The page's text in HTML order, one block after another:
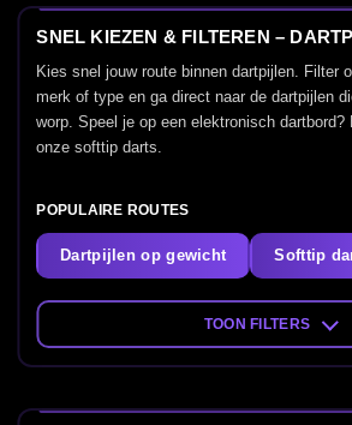
SNEL KIEZEN & FILTEREN –
Kies snel jouw route binnen dartpijlen. Filter
merk of type en ga direct naar de dartpijlen
worp. Speel je op een elektronisch
onze softtip darts.
POPULAIRE ROUTES
Dartpijlen op gewicht Softtip
TOON FILTERS